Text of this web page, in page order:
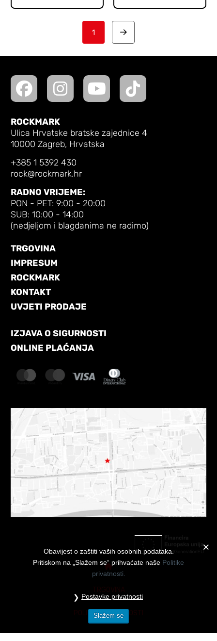
DARUJ POKLON BON
1 Next
ROCKMARK
Ulica Hrvatske bratske zajednice 4
10000 Zagreb, Hrvatska
+385 1 5392 430
rock@rockmark.hr
RADNO VRIJEME:
PON - PET: 9:00 - 20:00
SUB: 10:00 - 14:00
(nedjeljom i blagdanima ne radimo)
TRGOVINA
IMPRESUM
ROCKMARK
KONTAKT
UVJETI PRODAJE
IZJAVA O SIGURNOSTI
ONLINE PLAĆANJA
POLITIKE PRIVATNOSTI
Obavijest o zaštiti vaših osobnih podataka.
Pritiskom na „Slažem se“ prihvaćate naše Politike
privatnosti.
Postavke privatnosti
Slažem se